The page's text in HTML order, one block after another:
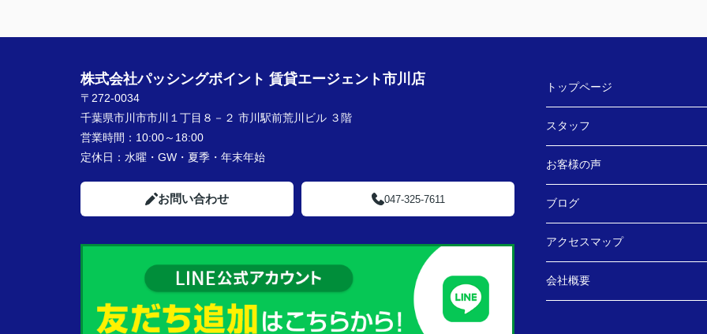
株式会社パッシングポイント 賃貸エージェント市川店
〒272-0034
千葉県市川市市川１丁目８－２ 市川駅前荒川ビル ３階
営業時間： 10:00～18:00
定休日： 水曜・GW・夏季・年末年始
お問い合わせ 047-325-7611
トップページ
スタッフ
お客様の声
ブログ
アクセスマップ
会社概要